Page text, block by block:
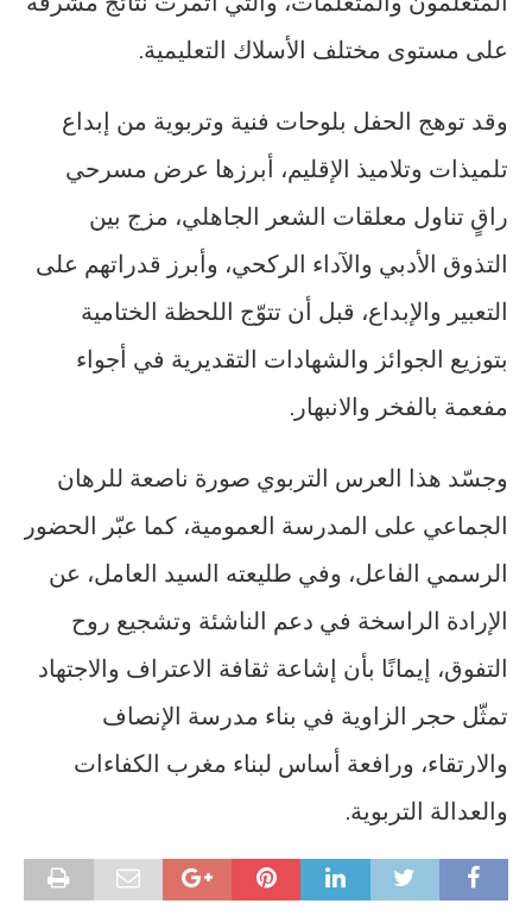
على مستوى مختلف الأسلاك التعليمية.
وقد توهج الحفل بلوحات فنية وتربوية من إبداع
تلميذات وتلاميذ الإقليم، أبرزها عرض مسرحي
راقٍ تناول معلقات الشعر الجاهلي، مزج بين
التذوق الأدبي والآداء الركحي، وأبرز قدراتهم على
التعبير والإبداع، قبل أن تتوّج اللحظة الختامية
بتوزيع الجوائز والشهادات التقديرية في أجواء
مفعمة بالفخر والانبهار.
وجسّد هذا العرس التربوي صورة ناصعة للرهان
الجماعي على المدرسة العمومية، كما عبّر الحضور
الرسمي الفاعل، وفي طليعته السيد العامل، عن
الإرادة الراسخة في دعم الناشئة وتشجيع روح
التفوق، إيمانًا بأن إشاعة ثقافة الاعتراف والاجتهاد
تمثّل حجر الزاوية في بناء مدرسة الإنصاف
والارتقاء، ورافعة أساس لبناء مغرب الكفاءات
والعدالة التربوية.